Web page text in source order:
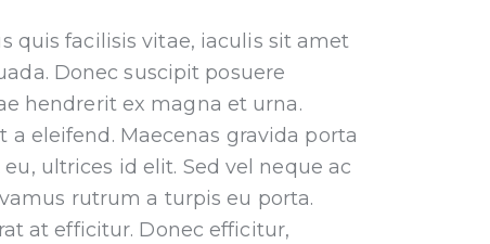
quis facilisis vitae, iaculis sit amet
Donec suscipit posuere
hendrerit ex magna et urna.
eleifend. Maecenas gravida porta
ultrices id elit. Sed vel neque ac
rutrum a turpis eu porta.
at efficitur. Donec efficitur,